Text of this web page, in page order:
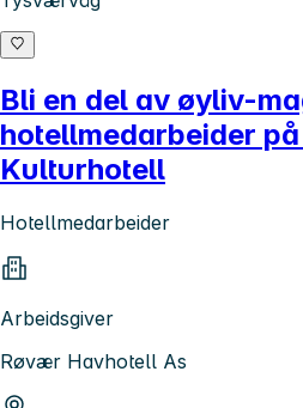
Bli en del av øyliv-
hotellmedarbeider
Kulturhotell
Hotellmedarbeider
Arbeidsgiver
Røvær Havhotell As